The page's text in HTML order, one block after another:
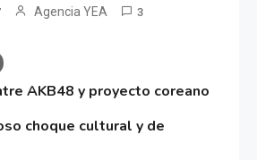
Agencia YEA 3
AKB48 y proyecto coreano
choque cultural y de